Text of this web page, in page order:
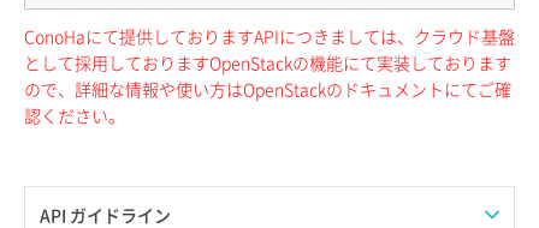
API ガイドライン
ConoHaにて提供しておりますAPIにつきましては、クラウド基盤
として採用しておりますOpenStackの機能にて実装しております
ので、詳細な情報や使い方はOpenStackのドキュメントにてご確
認ください。